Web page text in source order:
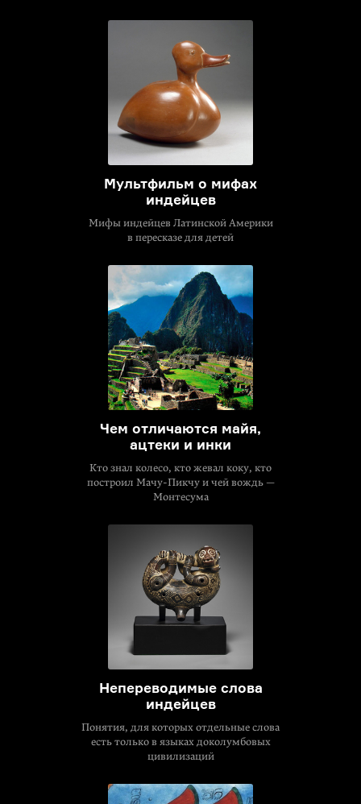
Мультфильм о мифах
индейцев
Мифы индейцев Латинской Америки
в пересказе для детей
Чем отличаются майя,
ацтеки и инки
Кто знал колесо, кто жевал коку, кто
построил Мачу-Пикчу и чей вождь —
Монтесума
Непереводимые слова
индейцев
Понятия, для которых отдельные слова
есть только в языках доколумбовых
цивилизаций